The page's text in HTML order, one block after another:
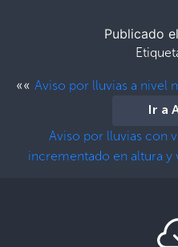
Publicado
«« Aviso por lluvias a nivel
Ir a
Aviso por lluvias con
incrementado en altura